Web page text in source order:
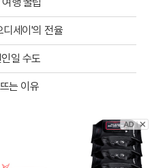
세이'의 전율
일 수도
는 이유